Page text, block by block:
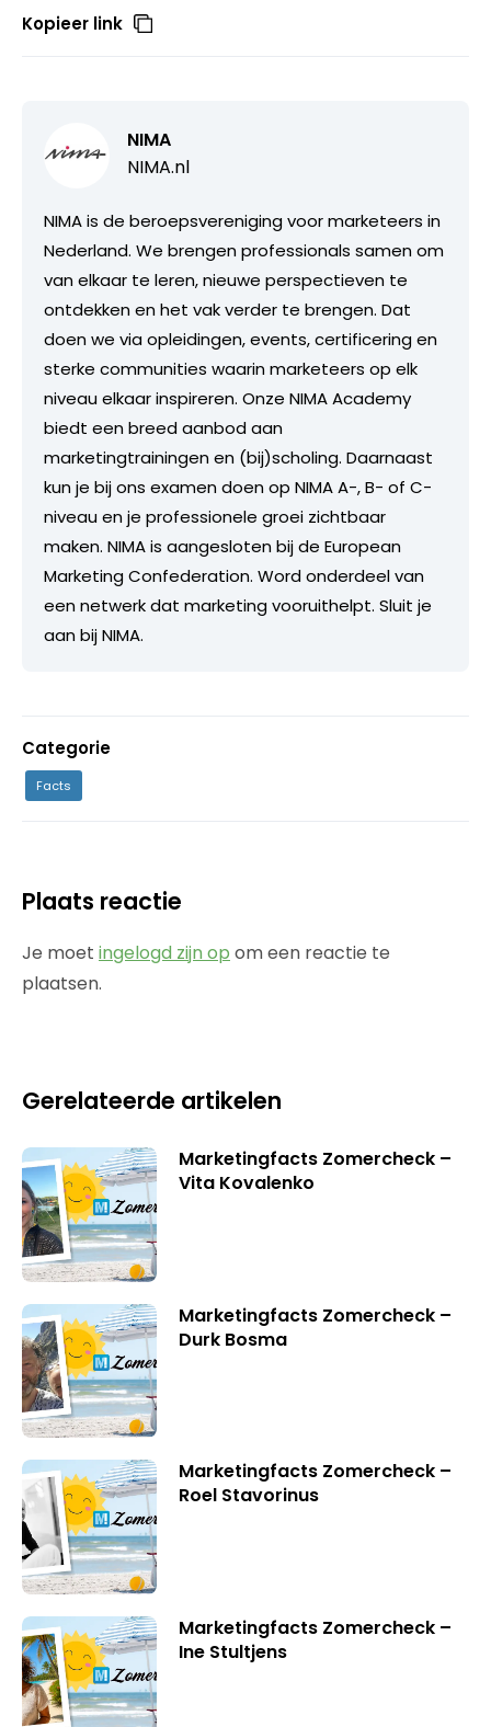
Kopieer link
NIMA
NIMA.nl
NIMA is de beroepsvereniging voor marketeers in
Nederland. We brengen professionals samen om
van elkaar te leren, nieuwe perspectieven te
ontdekken en het vak verder te brengen. Dat
doen we via opleidingen, events, certificering en
sterke communities waarin marketeers op elk
niveau elkaar inspireren. Onze NIMA Academy
biedt een breed aanbod aan
marketingtrainingen en (bij)scholing. Daarnaast
kun je bij ons examen doen op NIMA A-, B- of C-
niveau en je professionele groei zichtbaar
maken. NIMA is aangesloten bij de European
Marketing Confederation. Word onderdeel van
een netwerk dat marketing vooruithelpt. Sluit je
aan bij NIMA.
Categorie
Facts
Plaats reactie
Je moet ingelogd zijn op om een reactie te
plaatsen.
Gerelateerde artikelen
Marketingfacts Zomercheck –
Vita Kovalenko
Marketingfacts Zomercheck –
Durk Bosma
Marketingfacts Zomercheck –
Roel Stavorinus
Marketingfacts Zomercheck –
Ine Stultjens